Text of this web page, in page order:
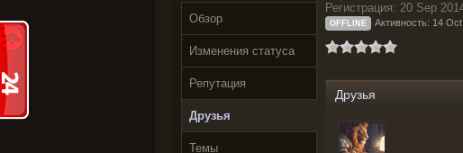
Обзор
Изменения статуса
Репутация
Друзья
Темы
Регистрация: 20 Sep
OFFLINE Активность: 14
Друзья